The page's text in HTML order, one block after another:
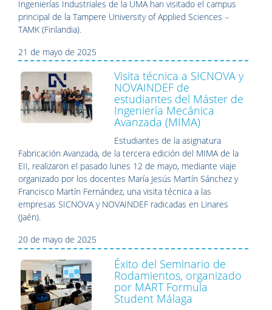
Ingenierías Industriales de la UMA han visitado el campus
principal de la Tampere University of Applied Sciences –
TAMK (Finlandia).
21 de mayo de 2025
Visita técnica a SICNOVA y
NOVAINDEF de
estudiantes del Máster de
Ingeniería Mecánica
Avanzada (MIMA)
Estudiantes de la asignatura
Fabricación Avanzada, de la tercera edición del MIMA de la
EII, realizaron el pasado lunes 12 de mayo, mediante viaje
organizado por los docentes María Jesús Martín Sánchez y
Francisco Martín Fernández, una visita técnica a las
empresas SICNOVA y NOVAINDEF radicadas en Linares
(Jaén).
20 de mayo de 2025
Éxito del Seminario de
Rodamientos, organizado
por MART Formula
Student Málaga